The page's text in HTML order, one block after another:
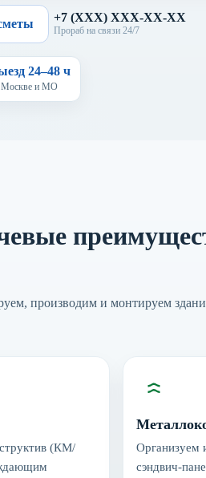
+7 (XXX) XXX-XX-XX
Прораб на связи 24/7
24–48 ч
Москве и МО
производим и монтируем
(КМ/
Организуем